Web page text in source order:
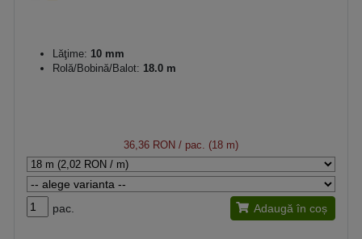
Lăţime: 10 mm
Rolă/Bobină/Balot: 18.0 m
36,36 RON / pac. (18 m)
pac. Adaugă în coș